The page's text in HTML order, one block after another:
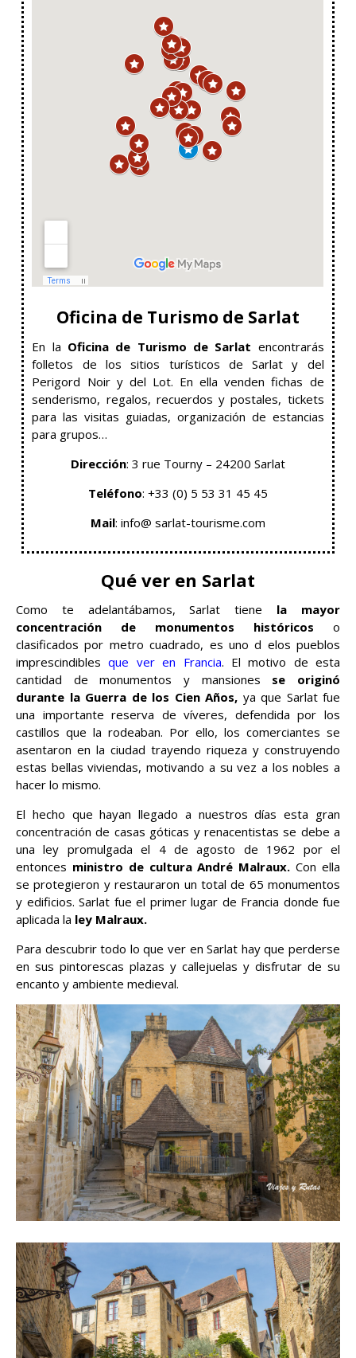
Oficina de Turismo de Sarlat
En la Oficina de Turismo de Sarlat encontrarás
folletos de los sitios turísticos de Sarlat y del
Perigord Noir y del Lot. En ella venden fichas de
senderismo, regalos, recuerdos y postales, tickets
para las visitas guiadas, organización de estancias
para grupos…
Dirección: 3 rue Tourny – 24200 Sarlat
Teléfono: +33 (0) 5 53 31 45 45
Mail: info@ sarlat-tourisme.com
Qué ver en Sarlat
Como te adelantábamos, Sarlat tiene la mayor
concentración de monumentos históricos o
clasificados por metro cuadrado, es uno d elos pueblos
imprescindiblesque ver en Francia. El motivo de esta
cantidad de monumentos y mansiones se originó
durante la Guerra de los Cien Años, ya que Sarlat fue
una importante reserva de víveres, defendida por los
castillos que la rodeaban. Por ello, los comerciantes se
asentaron en la ciudad trayendo riqueza y construyendo
estas bellas viviendas, motivando a su vez a los nobles a
hacer lo mismo.
El hecho que hayan llegado a nuestros días esta gran
concentración de casas góticas y renacentistas se debe a
una ley promulgada el 4 de agosto de 1962 por el
entonces ministro de cultura André Malraux. Con ella
se protegieron y restauraron un total de 65 monumentos
y edificios. Sarlat fue el primer lugar de Francia donde fue
aplicada la ley Malraux.
Para descubrir todo lo que ver en Sarlat hay que perderse
en sus pintorescas plazas y callejuelas y disfrutar de su
encanto y ambiente medieval.